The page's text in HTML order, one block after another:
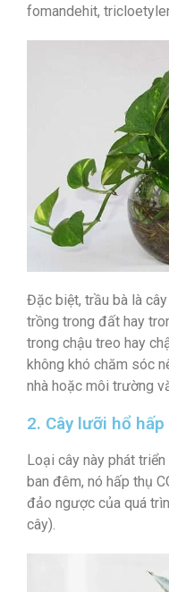
fomandehit,
Đặc biệt, trầu bà là
trồng trong đất hay
trong chậu treo hay
không khó chăm sóc
nhà hoặc môi trường
2. Cây lưỡi hổ
Loại cây này phát
ban đêm, nó hấp thụ
đảo ngược của quá
cây).